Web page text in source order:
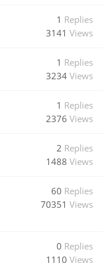
1 Replies
3141 Views
1 Replies
3234 Views
1 Replies
2376 Views
2 Replies
1488 Views
60 Replies
70351 Views
0 Replies
1110 Views